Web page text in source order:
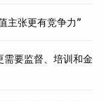
主张更有竞争力”
要监督、培训和金